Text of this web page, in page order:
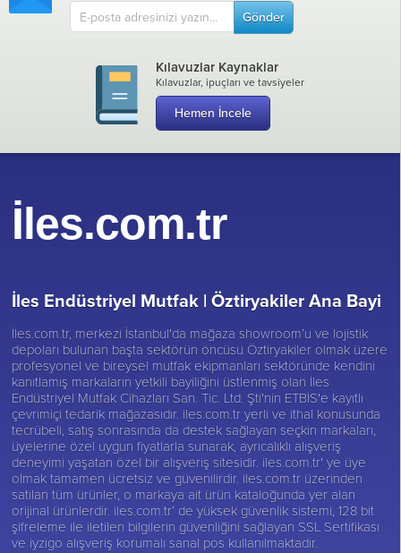
Gönder
Kılavuzlar Kaynaklar
Kılavuzlar, ipuçları ve tavsiyeler
Hemen İncele
İles.com.tr
İles Endüstriyel Mutfak |Öztiryakiler Ana Bayi
İles.com.tr, merkezi İstanbul'da mağaza showroom’u ve lojistik
depoları bulunan başta sektörün öncüsü Öztiryakiler olmak üzere
profesyonel ve bireysel mutfak ekipmanları sektöründe kendini
kanıtlamış markaların yetkili bayiliğini üstlenmiş olan İles
Endüstriyel Mutfak Cihazları San. Tic. Ltd. Şti'nin ETBİS'e kayıtlı
çevrimiçi tedarik mağazasıdır. iles.com.tr yerli ve ithal konusunda
tecrübeli, satış sonrasında da destek sağlayan seçkin markaları,
üyelerine özel uygun fiyatlarla sunarak, ayrıcalıklı alışveriş
deneyimi yaşatan özel bir alışveriş sitesidir. iles.com.tr' ye üye
olmak tamamen ücretsiz ve güvenilirdir. iles.com.tr üzerinden
satılan tüm ürünler, o markaya ait ürün kataloğunda yer alan
orijinal ürünlerdir. iles.com.tr’ de yüksek güvenlik sistemi, 128 bit
şifreleme ile iletilen bilgilerin güvenliğini sağlayan SSL Sertifikası
ve iyzigo alışveriş korumalı sanal pos kullanılmaktadır.